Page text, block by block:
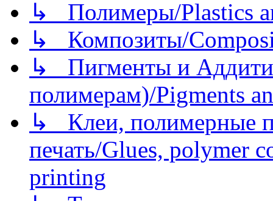
↳ Полимеры/Plastics
↳ Композиты/
↳ Пигменты и
полимерам)/Pigments
↳ Клеи, полимерные
печать/Glues, polymer
printing